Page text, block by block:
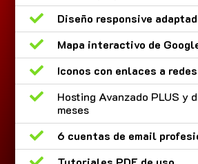

Diseño responsive

Mapa interactivo de

Iconos con enlaces a

Hosting Avanzado PLUS y
meses

6 cuentas de email